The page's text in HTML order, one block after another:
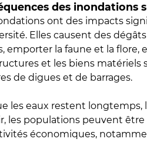
des inondations
ont des impacts
Elles causent des
emporter la faune et la flore,
et les biens matériels
de digues et de barrages.
les eaux restent
les populations peuvent
économiques,